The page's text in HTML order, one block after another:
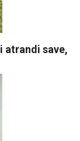
atrandi save,